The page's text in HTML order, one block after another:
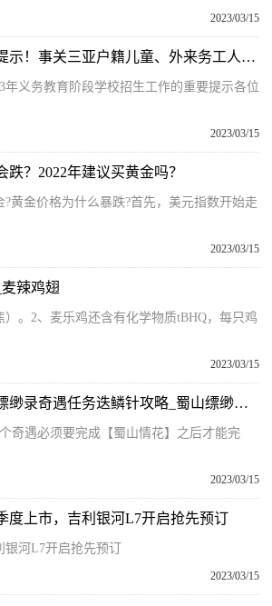
2023/03/15
环球热推荐：重要提示！事关三亚户籍儿童、外来务工人员子女入学
年义务教育阶段学校招生工作的重要提示各位
2023/03/15
跌？2022年建议买黄金吗？
?黄金价格为什么暴跌?首先，美元指数开始走
2023/03/15
辣鸡翅
）。2、麦乐鸡还含有化学物质tBHQ，每只鸡
2023/03/15
【独家焦点】蜀山缥缈录奇遇任务迭鳞针攻略_蜀山缥缈录奇遇任务
奇遇必须要完成【蜀山情花】之后才能完
2023/03/15
度上市，吉利银河L7开启抢先预订
河L7开启抢先预订
2023/03/15